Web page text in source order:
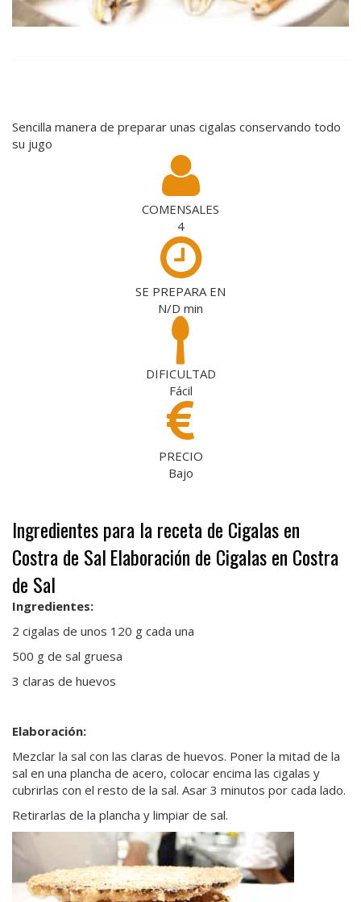
Sencilla manera de preparar unas cigalas conservando todo
su jugo
COMENSALES
4
SE PREPARA EN
N/D min
DIFICULTAD
Fácil
PRECIO
Bajo
Ingredientes para la receta de Cigalas en
Costra de SalElaboración de Cigalas en Costra
de Sal
Ingredientes:
2 cigalas de unos 120 g cada una
500 g de sal gruesa
3 claras de huevos
Elaboración:
Mezclar la sal con las claras de huevos. Poner la mitad de la
sal en una plancha de acero, colocar encima las cigalas y
cubrirlas con el resto de la sal. Asar 3 minutos por cada lado.
Retirarlas de la plancha y limpiar de sal.